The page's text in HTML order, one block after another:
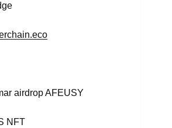
airdrop AFEUSY
NFT